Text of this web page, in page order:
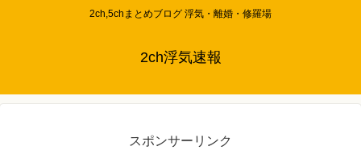
2ch,5chまとめブログ 浮気・離婚・修羅場
2ch浮気速報
スポンサーリンク